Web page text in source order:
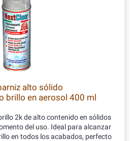
alto sólido
brillo en aerosol 400 ml
2k de alto contenido en sólidos
del uso. Ideal para alcanzar
en todos los acabados, perfecto